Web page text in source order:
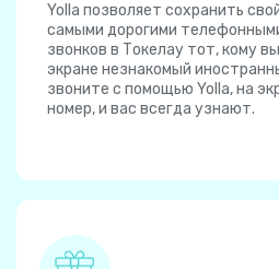
Yolla позволяет сохранить
самыми дорогими
звонков в Токелау тот, кому
экране незнакомый
звоните с помощью Yolla, на
номер, и вас всегда узнают.